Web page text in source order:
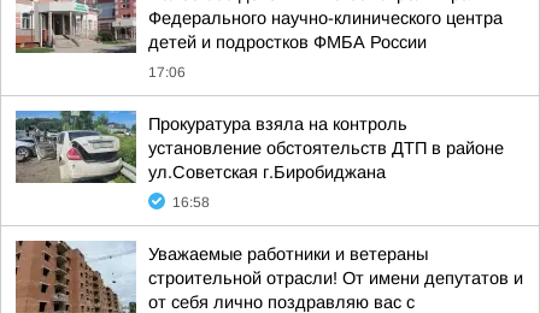
Федерального научно-клинического центра
детей и подростков ФМБА России
17:06
Прокуратура взяла на контроль
установление обстоятельств ДТП в районе
ул.Советская г.Биробиджана
16:58
Уважаемые работники и ветераны
строительной отрасли! От имени депутатов и
от себя лично поздравляю вас с